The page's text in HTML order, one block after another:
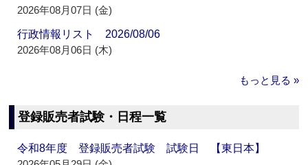
2026年08月07日 (金)
行政情報リスト 2026/08/06
2026年08月06日 (木)
もっと見る »
登録販売者試験・日程一覧
令和8年度 登録販売者試験 試験日 【東日本】